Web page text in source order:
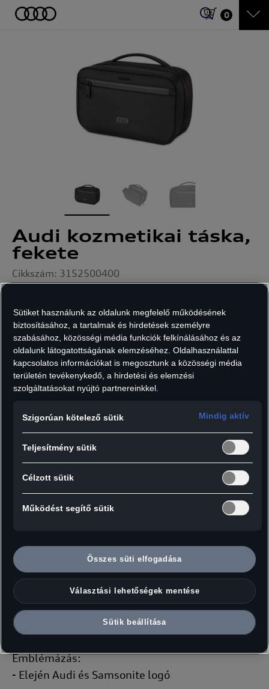
0
Audi kozmetikai táska,
fekete
Cikkszám: 3152500400
25 190Ft
Áfát tartalmaz, szállítási költségek nélkül.
Darab:
Egy praktikus Samsonite kozmetikai táska, mely
időtlen dizájnnal és ötletes belső elosztással
záródással
- Tetején fogantyúval
- Elején cipzáras zseb
- Két belső zseb, cipzáras belső zseb
- Samsonite gyártmány
Emblémázás:
- Elején Audi és Samsonite logó
Sütiket használunk az oldalunk megfelelő működésének
biztosításához, a tartalmak és hirdetések személyre
szabásához, közösségi média funkciók felkínálásához és az
oldalunk látogatottságának elemzéséhez. Oldalhasználattal
kapcsolatos információkat is megosztunk a közösségi média
területén tevékenykedő, a hirdetési és elemzési
szolgáltatásokat nyújtó partnereinkkel.
Szigorúan kötelező sütik Mindig aktív
Teljesítmény sütik
Célzott sütik
Működést segítő sütik
Összes süti elfogadása
Választási lehetőségek mentése
Sütik beállítása